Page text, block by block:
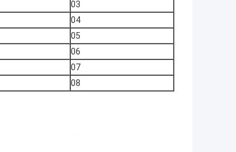
03
04
05
06
07
08